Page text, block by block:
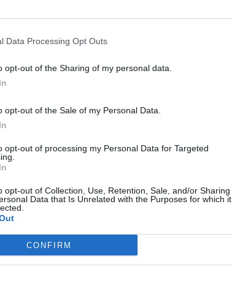
Data Processing Opt Outs
opt-out of the Sharing of my personal data.
opt-out of the Sale of my Personal Data.
opt-out of processing my Personal Data for Targeted
opt-out of Collection, Use, Retention, Sale, and/or Sharing
Data that Is Unrelated with the Purposes for which it
CONFIRM
outra Loja CTT ou morada que mais lhe convier.
- Internacionais
de Faturas
de Portagens
de Vales
de Telemóveis